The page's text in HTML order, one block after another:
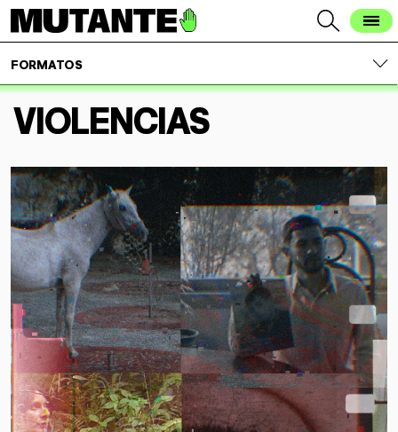
FORMATOS
VIOLENCIAS